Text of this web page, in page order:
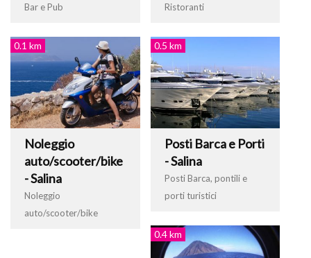
Bar e Pub Ristoranti
0.1 km
Noleggio
auto/scooter/bike
- Salina
Noleggio
auto/scooter/bike
0.5 km
Posti Barca e Porti
- Salina
Posti Barca, pontili e
porti turistici
0.4 km